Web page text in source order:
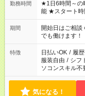
勤務時間
★1日6時間～の時短シフトOK ★
能 ★スタート時
20:00 など残
週40時間超の
間以上勤務は社
（日雇い派遣の
案内が難しい場
期間
開始日はご相
でも働けます！
特徴 日払いOK / 履
服装自由 / シフ
ソコンスキル不
気になる！